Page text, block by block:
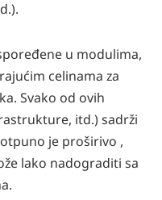
u modulima,
celinama za
Svako od ovih
itd.) sadrži
je proširivo ,
lako nadograditi sa